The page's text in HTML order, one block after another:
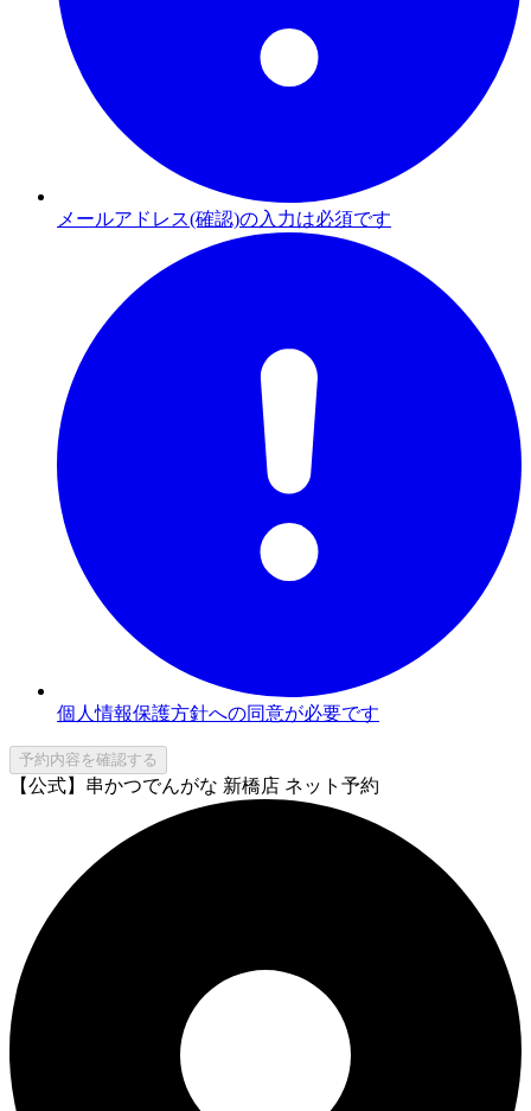
メールアドレス(確認)の入力は必須です
個人情報保護方針への同意が必要です
予約内容を確認する
【公式】串かつでんがな 新橋店 ネット予約